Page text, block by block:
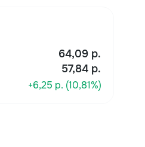
64,09 р.
57,84 р.
+6,25 р. (10,81%)